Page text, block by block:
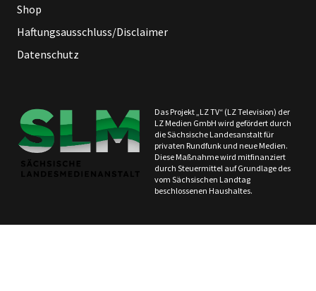
Shop
Haftungsausschluss/Disclaimer
Datenschutz
Das Projekt „LZ TV“ (LZ Television) der
LZ Medien GmbH wird gefördert durch
die Sächsische Landesanstalt für
privaten Rundfunk und neue Medien.
Diese Maßnahme wird mitfinanziert
durch Steuermittel auf Grundlage des
vom Sächsischen Landtag
beschlossenen Haushaltes.